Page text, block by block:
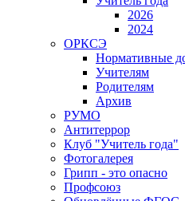
2026
2024
ОРКСЭ
Нормативные
Учителям
Родителям
Архив
РУМО
Антитеррор
Клуб "Учитель года"
Фотогалерея
Грипп - это опасно
Профсоюз